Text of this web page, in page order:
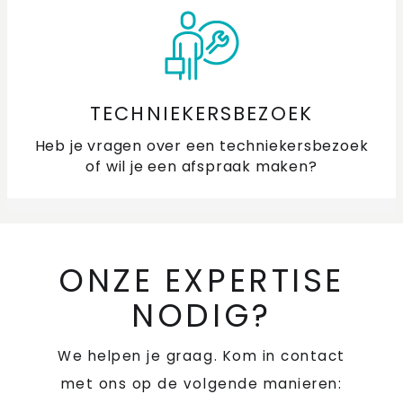
TECHNIEKERSBEZOEK
Heb je vragen over een techniekersbezoek
of wil je een afspraak maken?
ONZE EXPERTISE
NODIG?
We helpen je graag. Kom in contact
met ons op de volgende manieren: